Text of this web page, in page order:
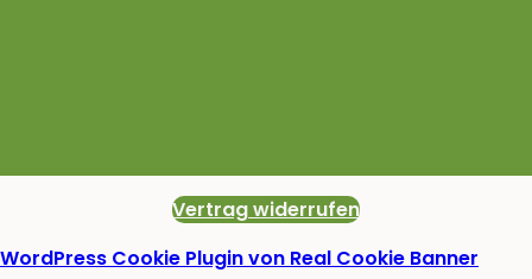
Vertrag widerrufen
WordPress Cookie Plugin von Real Cookie Banner